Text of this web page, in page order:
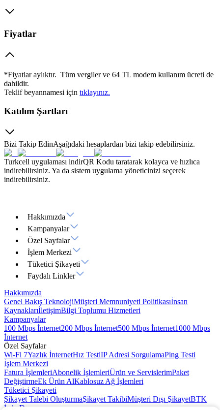
Fiyatlar
​​*Fiyatlar aylıktır. Tüm vergiler ve 64 TL modem kullanım ücreti de
dahildir. ​
Teklif beyannamesi için tıkla​yınız.​
Katılım Şartları
Bizi Takip EdinAşağıdaki hesaplardan bizi takip edebilirsiniz.
Turkcell uygulaması indirQR Kodu taratarak kolayca ve hızlıca
indirebilirsiniz. Ya da sistem uygulama yöneticinizi seçerek
indirebilirsiniz.
Hakkımızda
Kampanyalar
Özel Sayfalar
İşlem Merkezi
Tüketici Şikayeti
Faydalı Linkler
Hakkımızda
Genel Bakış TeknolojiMüşteri Memnuniyeti Politikasıİnsan
KaynaklarıİletişimBilgi Toplumu Hizmetleri
Kampanyalar
100 Mbps İnternet200 Mbps İnternet500 Mbps İnternet1000 Mbps
İnternet
Özel Sayfalar
Wi-Fi 7Yazlık İnternetHız TestiIP Adresi SorgulamaPing Testi
İşlem Merkezi
Fatura İşlemleriAbonelik İşlemleriÜrün ve ServislerimPaket
DeğiştirmeEk Ürün AlKablosuz Ağ İşlemleri
Tüketici Şikayeti
Şikayet Talebi OluşturmaŞikayet TakibiMüşteri Dışı ŞikayetBTK
İade Duyurusu